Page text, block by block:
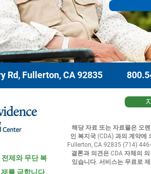
Rd, Fullerton, CA 92835
전제와 무단 복
제를 금합니다.
해당 자료 또는 자료물은 오
인 복지국 (CDA) 과의 계약에
Fullerton, CA 92835 (714)
결론과 의견은 CDA 자체의
있습니다. 서비스는 무료로